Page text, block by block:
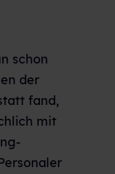
schon
der
fand,
mit